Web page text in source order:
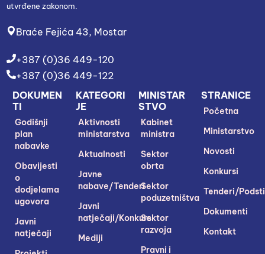
utvrđene zakonom.
Braće Fejića 43, Mostar
+387 (0)36 449-120
+387 (0)36 449-122
STRANICE
Početna
Ministarstvo
Novosti
Konkursi
Tenderi/
Dokumenti
Kontakt
MINISTAR
STVO
Kabinet
ministra
Sektor
obrta
Sektor
poduzetništva
Sektor
razvoja
Pravni i
KATEGORI
JE
Aktivnosti
ministarstva
Aktualnosti
Javne
nabave/Tenderi
Javni
natječaji/Konkursi
Mediji
DOKUMEN
TI
Godišnji
plan
nabavke
Obavijesti
o
dodjelama
ugovora
Javni
natječaji